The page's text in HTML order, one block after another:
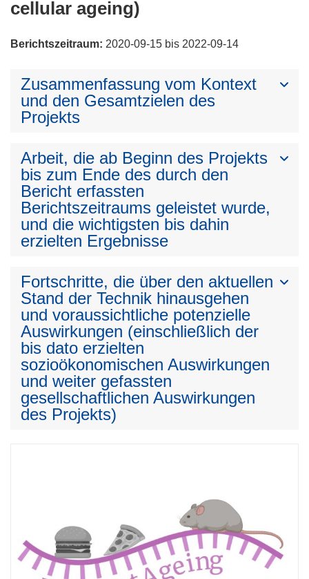
cellular ageing)
Berichtszeitraum: 2020-09-15 bis 2022-09-14
Zusammenfassung vom Kontext
und den Gesamtzielen des
Projekts
Arbeit, die ab Beginn des Projekts
bis zum Ende des durch den
Bericht erfassten
Berichtszeitraums geleistet wurde,
und die wichtigsten bis dahin
erzielten Ergebnisse
Fortschritte, die über den aktuellen
Stand der Technik hinausgehen
und voraussichtliche potenzielle
Auswirkungen (einschließlich der
bis dato erzielten
sozioökonomischen Auswirkungen
und weiter gefassten
gesellschaftlichen Auswirkungen
des Projekts)